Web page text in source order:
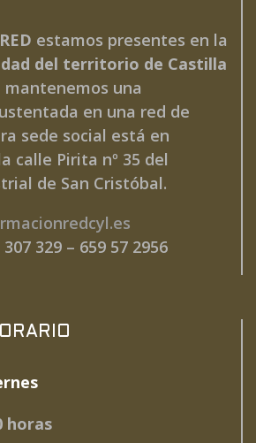
estamos presentes en la
del territorio de Castilla
mantenemos una
en una red de
sede social está en
calle Pirita nº 35 del
de San Cristóbal.
329 – 659 57 2956
horas